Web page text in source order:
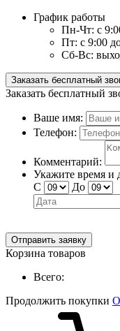
График работы
Пн-Чт: с
Пт: с 9:00
Сб-Вс:
Заказать бесплатный
Заказать бесплатный
Ваше имя:
Телефон:
Комментарий:
Укажите время и
С
До
Отправить заявку
Корзина товаров
Всего:
Продолжить покупки